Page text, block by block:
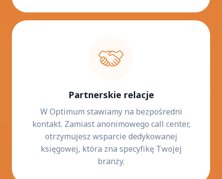
Partnerskie relacje
W Optimum stawiamy na bezpośredni
kontakt. Zamiast anonimowego call center,
otrzymujesz wsparcie dedykowanej
księgowej, która zna specyfikę Twojej
branży.